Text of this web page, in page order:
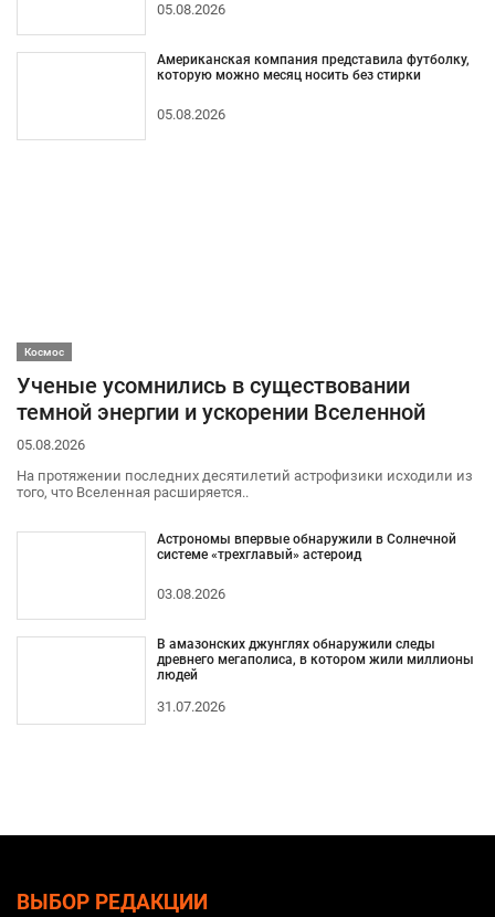
05.08.2026
Американская компания представила футболку,
которую можно месяц носить без стирки
05.08.2026
Космос
Ученые усомнились в существовании
темной энергии и ускорении Вселенной
05.08.2026
На протяжении последних десятилетий астрофизики исходили из
того, что Вселенная расширяется..
Астрономы впервые обнаружили в Солнечной
системе «трехглавый» астероид
03.08.2026
В амазонских джунглях обнаружили следы
древнего мегаполиса, в котором жили миллионы
людей
31.07.2026
ВЫБОР РЕДАКЦИИ